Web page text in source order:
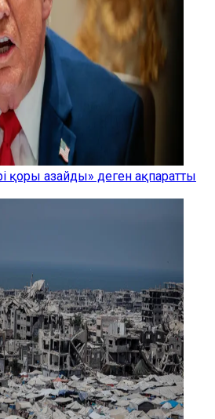
қоры азайды» деген ақпаратты